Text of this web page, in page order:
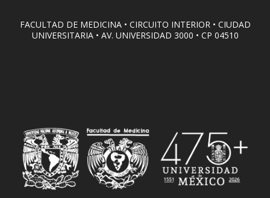
FACULTAD DE MEDICINA • CIRCUITO INTERIOR • CIUDAD
UNIVERSITARIA • AV. UNIVERSIDAD 3000 • CP 04510